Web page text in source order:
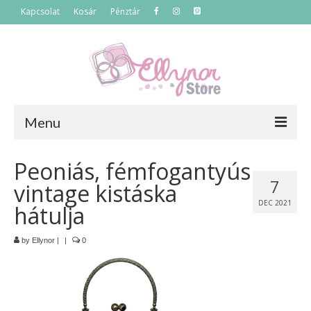
Kapcsolat Kosár Pénztár
Menu
Termékek
Szettek
Akciós termékek
Táskák
Neszeszerek
7
DEC 2021
Peoniás, fémfogantyús
vintage kistáska
hátulja
by Ellynor | | 0